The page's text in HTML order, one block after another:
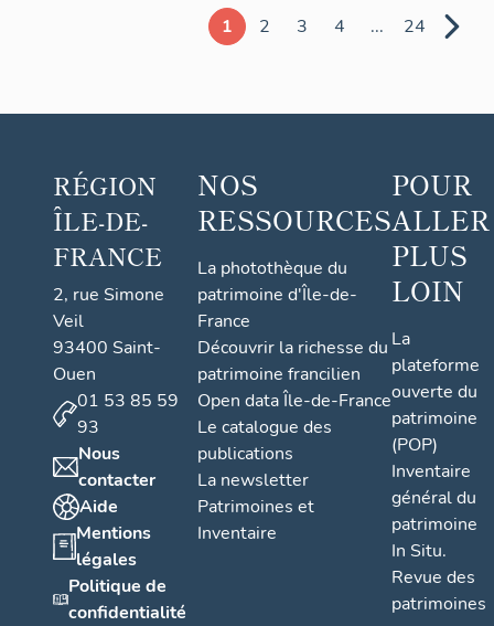
1 2 3 4 ... 24
RÉGION
ÎLE-DE-
FRANCE
2, rue Simone
Veil
93400 Saint-
Ouen
01 53 85 59
93
Nous
contacter
Aide
Mentions
légales
Politique de
confidentialité
NOS
RESSOURCES
La photothèque du
patrimoine d'Île-de-
France
Découvrir la richesse du
patrimoine francilien
Open data Île-de-France
Le catalogue des
publications
La newsletter
Patrimoines et
Inventaire
POUR
ALLER
PLUS
LOIN
La
plateforme
ouverte du
patrimoine
(POP)
Inventaire
général du
patrimoine
In Situ.
Revue des
patrimoines